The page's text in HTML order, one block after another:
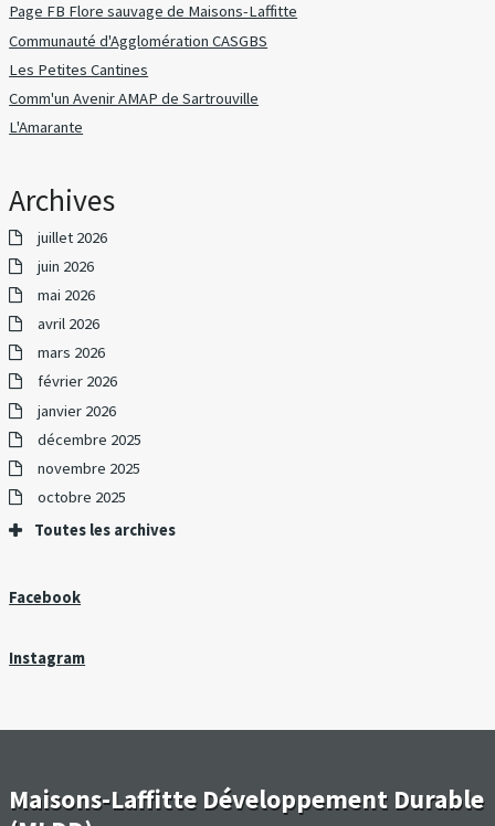
Page FB Flore sauvage de Maisons-Laffitte
Communauté d'Agglomération CASGBS
Les Petites Cantines
Comm'un Avenir AMAP de Sartrouville
L'Amarante
Archives
juillet 2026
juin 2026
mai 2026
avril 2026
mars 2026
février 2026
janvier 2026
décembre 2025
novembre 2025
octobre 2025
Toutes les archives
Facebook
Instagram
Maisons-Laffitte Développement Durable